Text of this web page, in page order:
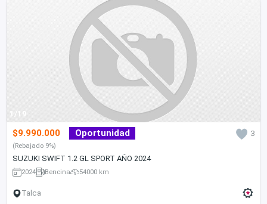
1/19
$9.990.000 Oportunidad 3
(Rebajado 9%)
SUZUKI SWIFT 1.2 GL SPORT AÑO 2024
2024 Bencina 54000 km
Talca